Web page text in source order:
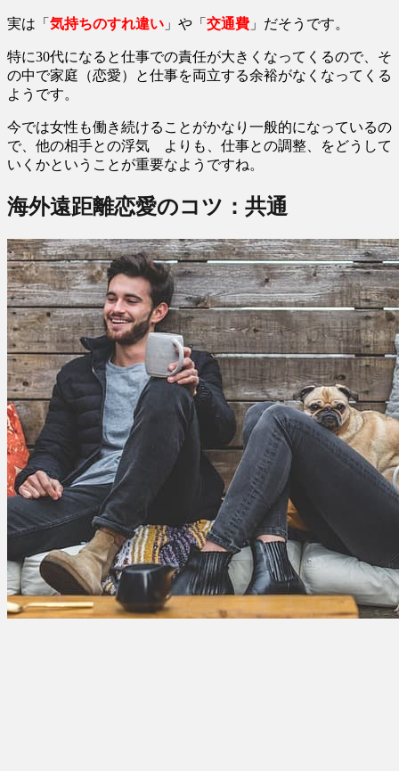
実は「 気持ちのすれ違い 」や「 交通費 」だそうです。
特に30代になると仕事での責任が大きくなってくるので、そ
の中で家庭（恋愛）と仕事を両立する余裕がなくなってくる
ようです。
今では女性も働き続けることがかなり一般的になっているの
で、他の相手との浮気 よりも、仕事との調整、をどうして
いくかということが重要なようですね。
海外遠距離恋愛のコツ：共通